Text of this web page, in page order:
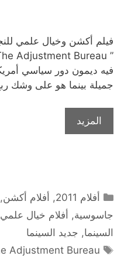
فيلم أكشن وخيال علمي
فيه ديمون دور سياسي
جميلة بينما هو على وشك
المزيد
التصنيفات
أفلام 2011 , أفلام أكشن,
جاسوسية, أفلام خيال علمي
السينما, جديد السينما
الوسوم
Adjustment Bureau